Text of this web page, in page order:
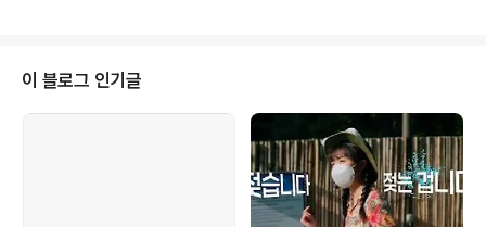
줄 모른다.왜 한국같이 느껴졌냐면, 좁은 땅 덩어리(러시아는 좁지 않지만 모스
크바는 좁은 듯?)에 수많은 차들이 시도 때도 없이 클락션을 울리며 너도나도 질
주를 못해 안..
이 블로그 인기글